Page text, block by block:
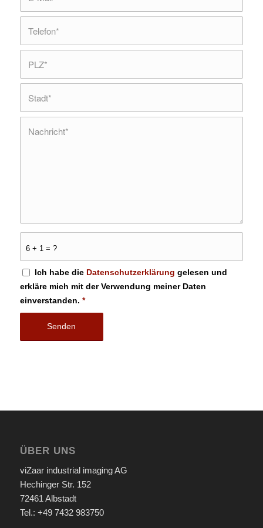
6 + 1 = ?
Ich habe die Datenschutzerklärung gelesen und
erkläre mich mit der Verwendung meiner Daten
einverstanden. *
ÜBER UNS
viZaar industrial imaging AG
Hechinger Str. 152
72461 Albstadt
Tel.: +49 7432 983750